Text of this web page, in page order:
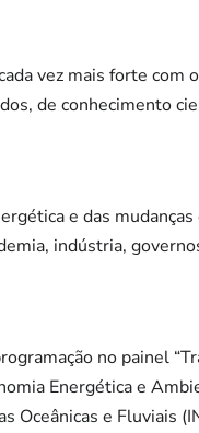
vez mais forte
de conhecimento
e das
indústria,
no painel
Energética e
Oceânicas e Fluviais